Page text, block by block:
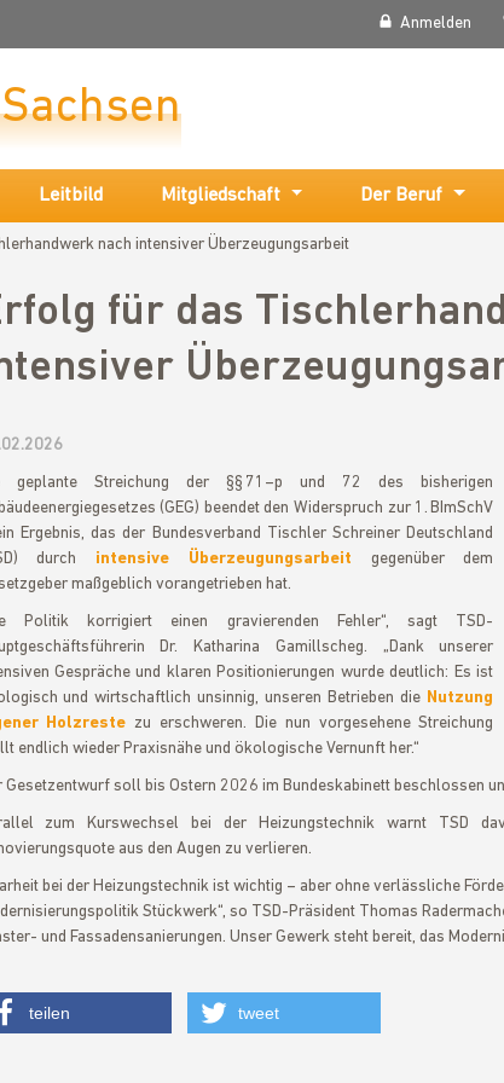
Anmelden
Leitbild Mitgliedschaft Der Beruf
nach intensiver Überzeugungsarbeit
für das
geplante Streichung der §§ 71–p und 72 des bisherigen
(GEG) beendet den Widerspruch zur 1. BImSchV
Ergebnis, das der Bundesverband Tischler Schreiner Deutschland
durch intensive Überzeugungsarbeit gegenüber dem
maßgeblich vorangetrieben hat.
Politik korrigiert einen gravierenden Fehler“, sagt TSD-
Dr. Katharina Gamillscheg. „Dank unserer
Gespräche und klaren Positionierungen wurde deutlich: Es ist
und wirtschaftlich unsinnig, unseren Betrieben die Nutzung
Holzreste zu erschweren. Die nun vorgesehene Streichung
endlich wieder Praxisnähe und ökologische Vernunft her.“
Gesetzentwurf soll bis Ostern 2026 im Bundeskabinett beschlossen
zum Kurswechsel bei der Heizungstechnik warnt TSD
aus den Augen zu verlieren.
bei der Heizungstechnik ist wichtig – aber ohne verlässliche
Stückwerk“, so TSD-Präsident Thomas
und Fassadensanierungen. Unser Gewerk steht bereit, das
teilen tweet